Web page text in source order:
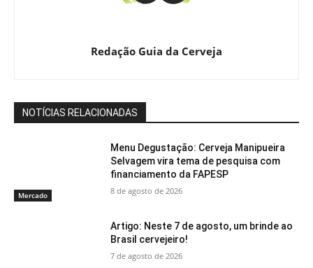
Redação Guia da Cerveja
NOTÍCIAS RELACIONADAS
Mercado
Menu Degustação: Cerveja Manipueira
Selvagem vira tema de pesquisa com
financiamento da FAPESP
8 de agosto de 2026
Artigo: Neste 7 de agosto, um brinde ao
Brasil cervejeiro!
7 de agosto de 2026